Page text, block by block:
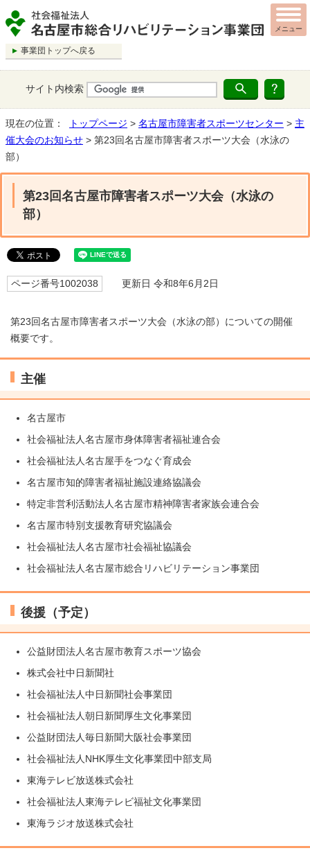
事業団トップへ戻る
サイト内検索
メニュー
現在の位置： トップページ > 名古屋市障害者スポーツセンター > 主
催大会のお知らせ > 第23回名古屋市障害者スポーツ大会（水泳の
部）
第23回名古屋市障害者スポーツ大会（水泳の
部）
ページ番号1002038 更新日 令和8年6月2日
第23回名古屋市障害者スポーツ大会（水泳の部）についての開催
概要です。
主催
名古屋市
社会福祉法人名古屋市身体障害者福祉連合会
社会福祉法人名古屋手をつなぐ育成会
名古屋市知的障害者福祉施設連絡協議会
特定非営利活動法人名古屋市精神障害者家族会連合会
名古屋市特別支援教育研究協議会
社会福祉法人名古屋市社会福祉協議会
社会福祉法人名古屋市総合リハビリテーション事業団
後援（予定）
公益財団法人名古屋市教育スポーツ協会
株式会社中日新聞社
社会福祉法人中日新聞社会事業団
社会福祉法人朝日新聞厚生文化事業団
公益財団法人毎日新聞大阪社会事業団
社会福祉法人NHK厚生文化事業団中部支局
東海テレビ放送株式会社
社会福祉法人東海テレビ福祉文化事業団
東海ラジオ放送株式会社